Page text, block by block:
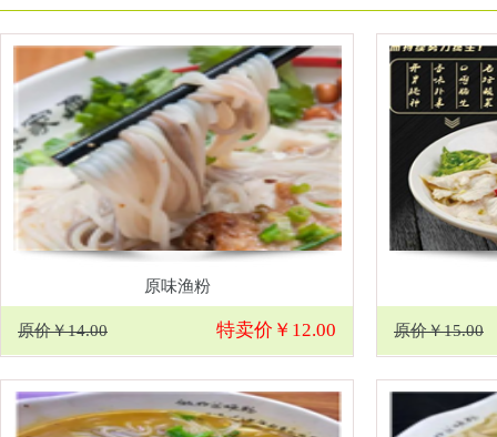
原味渔粉
原价￥14.00 特卖价￥12.00 原价￥15.00